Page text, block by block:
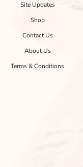
Site Updates
Shop
Contact Us
About Us
Terms & Conditions